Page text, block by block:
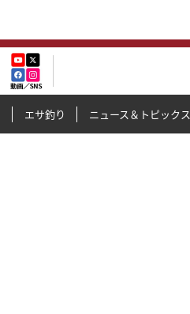
エサ釣り ニュース＆トピックス